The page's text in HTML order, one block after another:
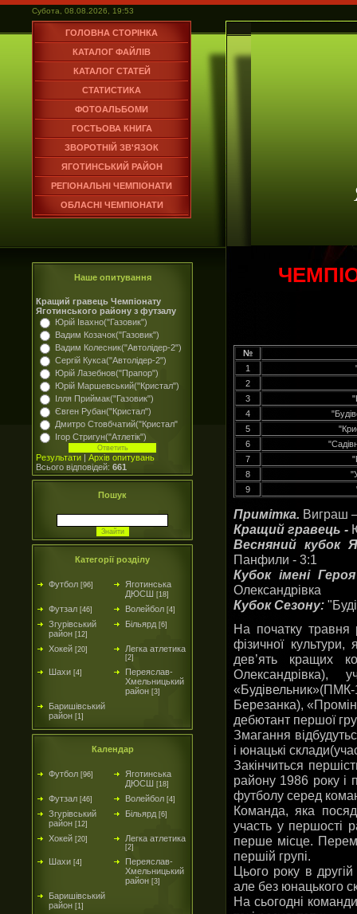
Субота, 08.08.2026, 19:53
ГОЛОВНА СТОРІНКА
КАТАЛОГ ФАЙЛІВ
КАТАЛОГ СТАТЕЙ
СТАТИСТИКА
ФОТОАЛЬБОМИ
ГОСТЬОВА КНИГА
ЗВОРОТНІЙ ЗВ'ЯЗОК
ЯГОТИНСЬКИЙ РАЙОН
РЕГІОНАЛЬНІ ЧЕМПІОНАТИ
ОБЛАСНІ ЧЕМПІОНАТИ
Наше опитування
Кращий гравець Чемпіонату
Яготинського району з футзалу
Юрій Івахно("Газовик")
Вадим Козачок("Газовик")
Вадим Колесник("Автолідер-2")
Сергій Кукса("Автолідер-2")
Юрій Лазебнов("Прапор")
Юрій Маршевський("Кристал")
Ілля Приймак("Газовик")
Євген Рубан("Кристал")
Дмитро Стовбчатий("Кристал"
Ігор Стригун("Атлетік")
Результати | Архів опитувань
Всього відповідей: 661
Пошук
Категорії розділу
Футбол [96]
Яготинська
ДЮСШ [18]
Футзал [46] Волейбол [4]
Згурівський
район [12]
Більярд [6]
Хокей [20] Легка атлетика
[2]
Шахи [4]
Переяслав-
Хмельницький
район [3]
Баришівський
район [1]
Календар
Футбол [96]
Яготинська
ДЮСШ [18]
Футзал [46] Волейбол [4]
Згурівський
район [12]
Більярд [6]
Хокей [20] Легка атлетика
[2]
Шахи [4]
Переяслав-
Хмельницький
район [3]
Баришівський
район [1]
№
1
2
3
4
5
6
7
8
9
Примітка. Виграш
Кращий гравець -
Весняний кубок
Панфили - 3:1
Кубок імені
Олександрівка
Кубок Сезону:
На початку травня
фізичної
дев’ять кращих
Олександрівка),
Березанка),
дебютант першої
Змагання
і юнацькі
Закінчиться
району 1986 року і
футболу серед
Команда, яка
участь у першості
перше місце.
першій групі.
Цього року в
але без юнацького
На сьогодні